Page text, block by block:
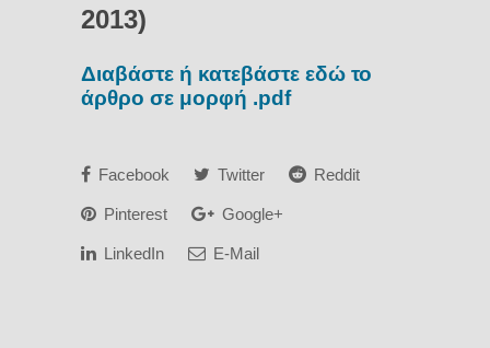
2013)
Διαβάστε ή κατεβάστε εδώ το
άρθρο σε μορφή .pdf
Facebook Twitter Reddit
Pinterest Google+
LinkedIn E-Mail